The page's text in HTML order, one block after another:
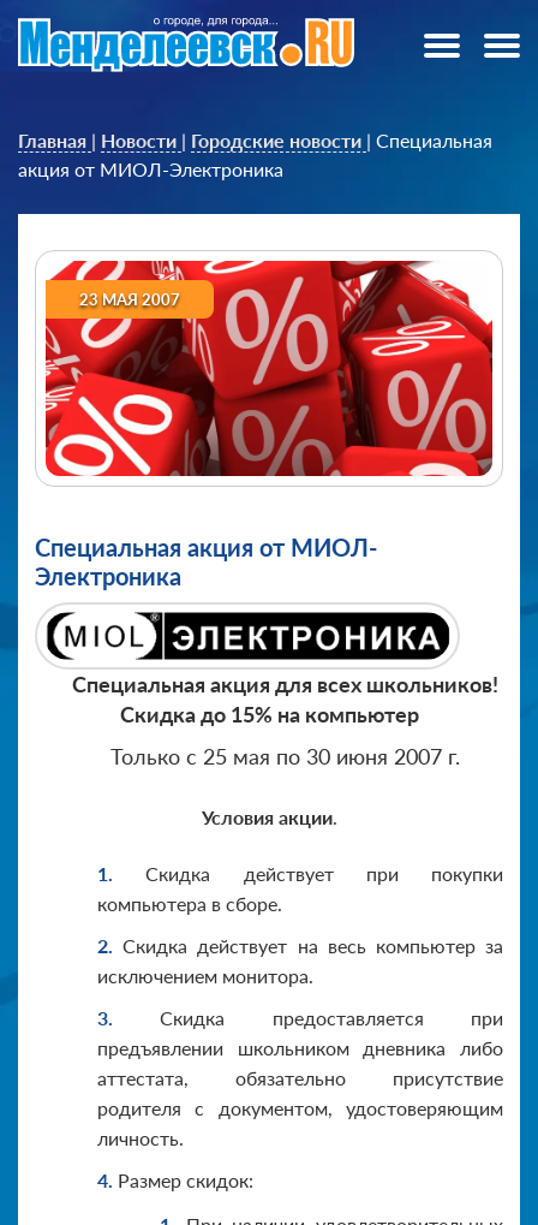
Главная | Новости | Городские новости | Специальная
акция от МИОЛ-Электроника
23 МАЯ 2007
Специальная акция от МИОЛ-
Электроника
Специальная акция для всех школьников!
Скидка до 15% на компьютер
Только с 25 мая по 30 июня 2007 г.
Условия акции.
Скидка действует при покупки
компьютера в сборе.
Скидка действует на весь компьютер за
исключением монитора.
Скидка предоставляется при
предъявлении школьником дневника либо
аттестата, обязательно присутствие
родителя с документом, удостоверяющим
личность.
Размер скидок: